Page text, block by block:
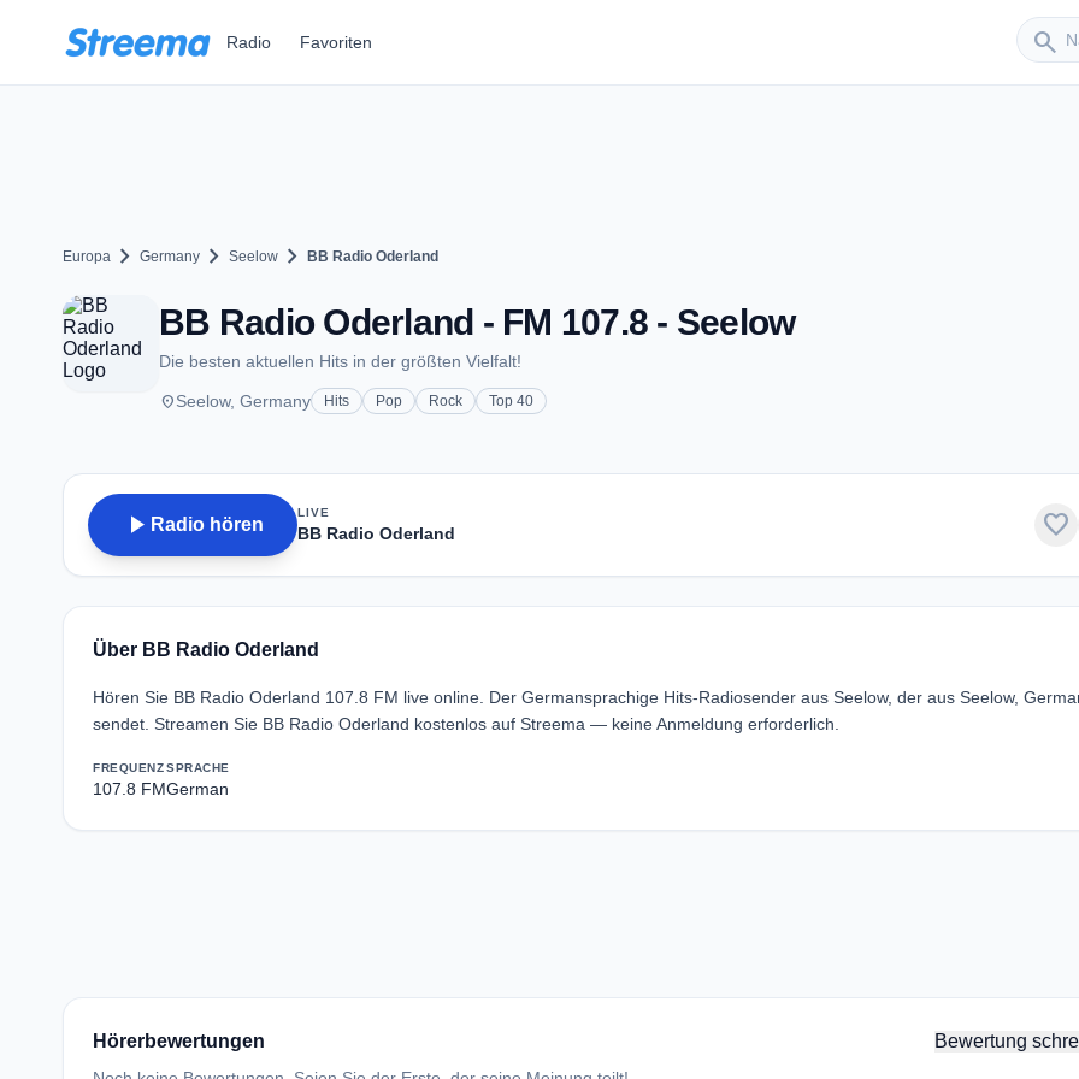
Radio Favoriten search
Sender
Europa chevron_right Germany chevron_right Seelow chevron_right BB Radio Oderland
BB Radio Oderland - FM 107.8 - Seelow
Die besten aktuellen Hits in der größten Vielfalt!
placeSeelow, Germany Hits Pop Rock Top 40
play_arrow Radio hören
LIVE
BB Radio Oderland favorite
Über BB Radio Oderland
Hören Sie BB Radio Oderland 107.8 FM live online. Der Germansprachige Hits-Radiosender aus Seelow, der aus Seelow,
sendet. Streamen Sie BB Radio Oderland kostenlos auf Streema — keine Anmeldung erforderlich.
FREQUENZ
107.8 FM
SPRACHE
German
Hörerbewertungen Bewertung